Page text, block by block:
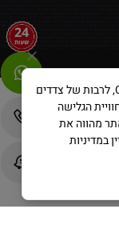
לידיעתך, באתרנו נעשה שימוש בקבצי Cookies, לרבות של צדדים
הגלישה
מהווה את
במדיניות